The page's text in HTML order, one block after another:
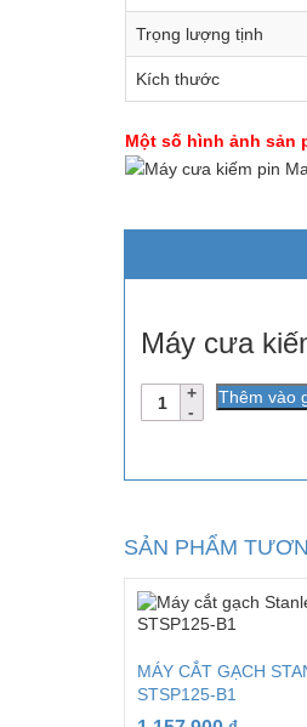
Trọng lượng tịnh
Kích thước
Một số hình ảnh sản
Máy cưa
Số
lượng
Thêm vào
SẢN PHẨM
MÁY CẮT GẠCH
STSP125-B1